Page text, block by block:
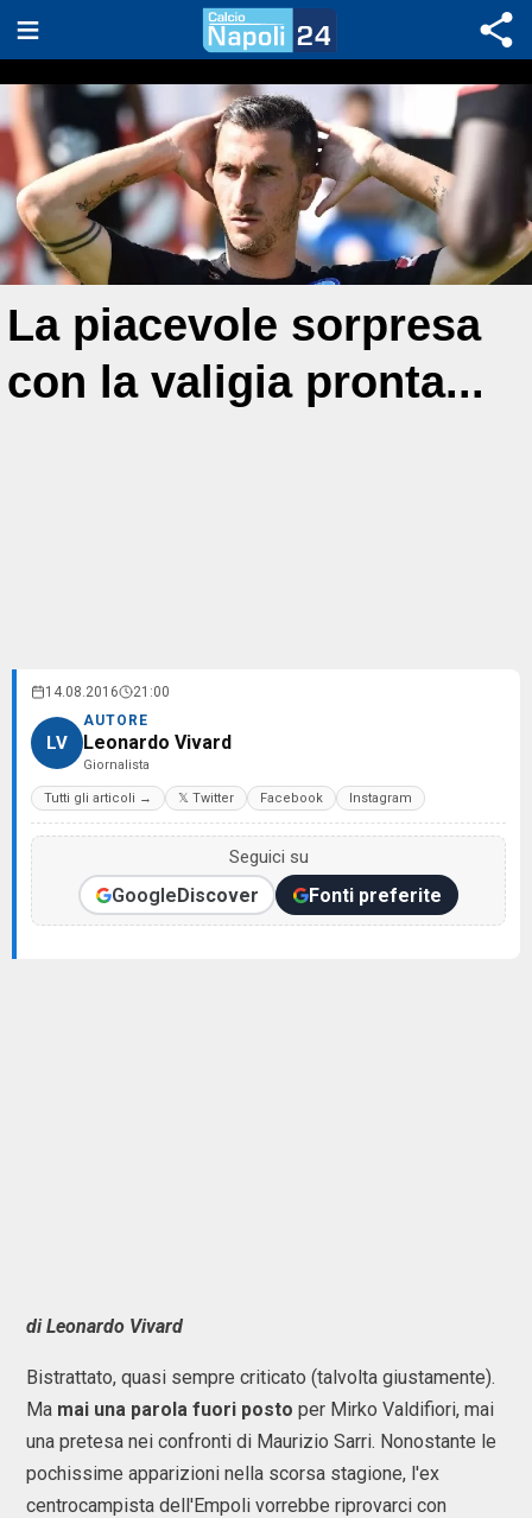
La piacevole sorpresa
con la valigia pronta...
14.08.2016 21:00
LV
AUTORE
Leonardo Vivard
Giornalista
Tutti gli articoli → 𝕏 Twitter Facebook Instagram
Seguici su
GoogleDiscover Fonti preferite
di Leonardo Vivard
Bistrattato, quasi sempre criticato (talvolta giustamente).
Ma mai una parola fuori posto per Mirko Valdifiori, mai
una pretesa nei confronti di Maurizio Sarri. Nonostante le
pochissime apparizioni nella scorsa stagione, l'ex
centrocampista dell'Empoli vorrebbe riprovarci con